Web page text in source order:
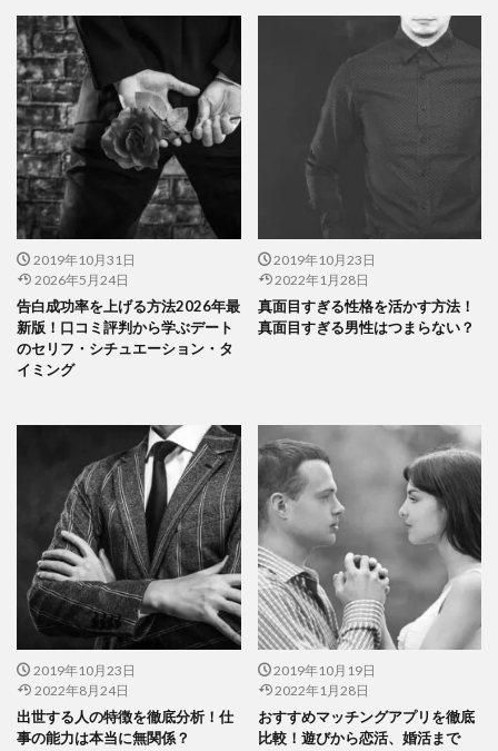
2019年10月31日
2026年5月24日
告白成功率を上げる方法2026年最
新版！口コミ評判から学ぶデート
のセリフ・シチュエーション・タ
イミング
2019年10月23日
2022年1月28日
真面目すぎる性格を活かす方法！
真面目すぎる男性はつまらない？
2019年10月23日
2022年8月24日
出世する人の特徴を徹底分析！仕
事の能力は本当に無関係？
2019年10月19日
2022年1月28日
おすすめマッチングアプリを徹底
比較！遊びから恋活、婚活まで